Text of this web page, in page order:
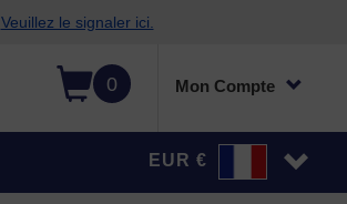
Veuillez le signaler ici.
0 Mon Compte
EUR €